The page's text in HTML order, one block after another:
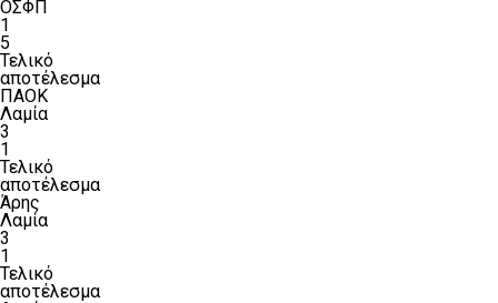
ΟΣΦΠ
1
5
Τελικό
αποτέλεσμα
ΠΑΟΚ
Λαμία
3
1
Τελικό
αποτέλεσμα
Άρης
Λαμία
3
1
Τελικό
αποτέλεσμα